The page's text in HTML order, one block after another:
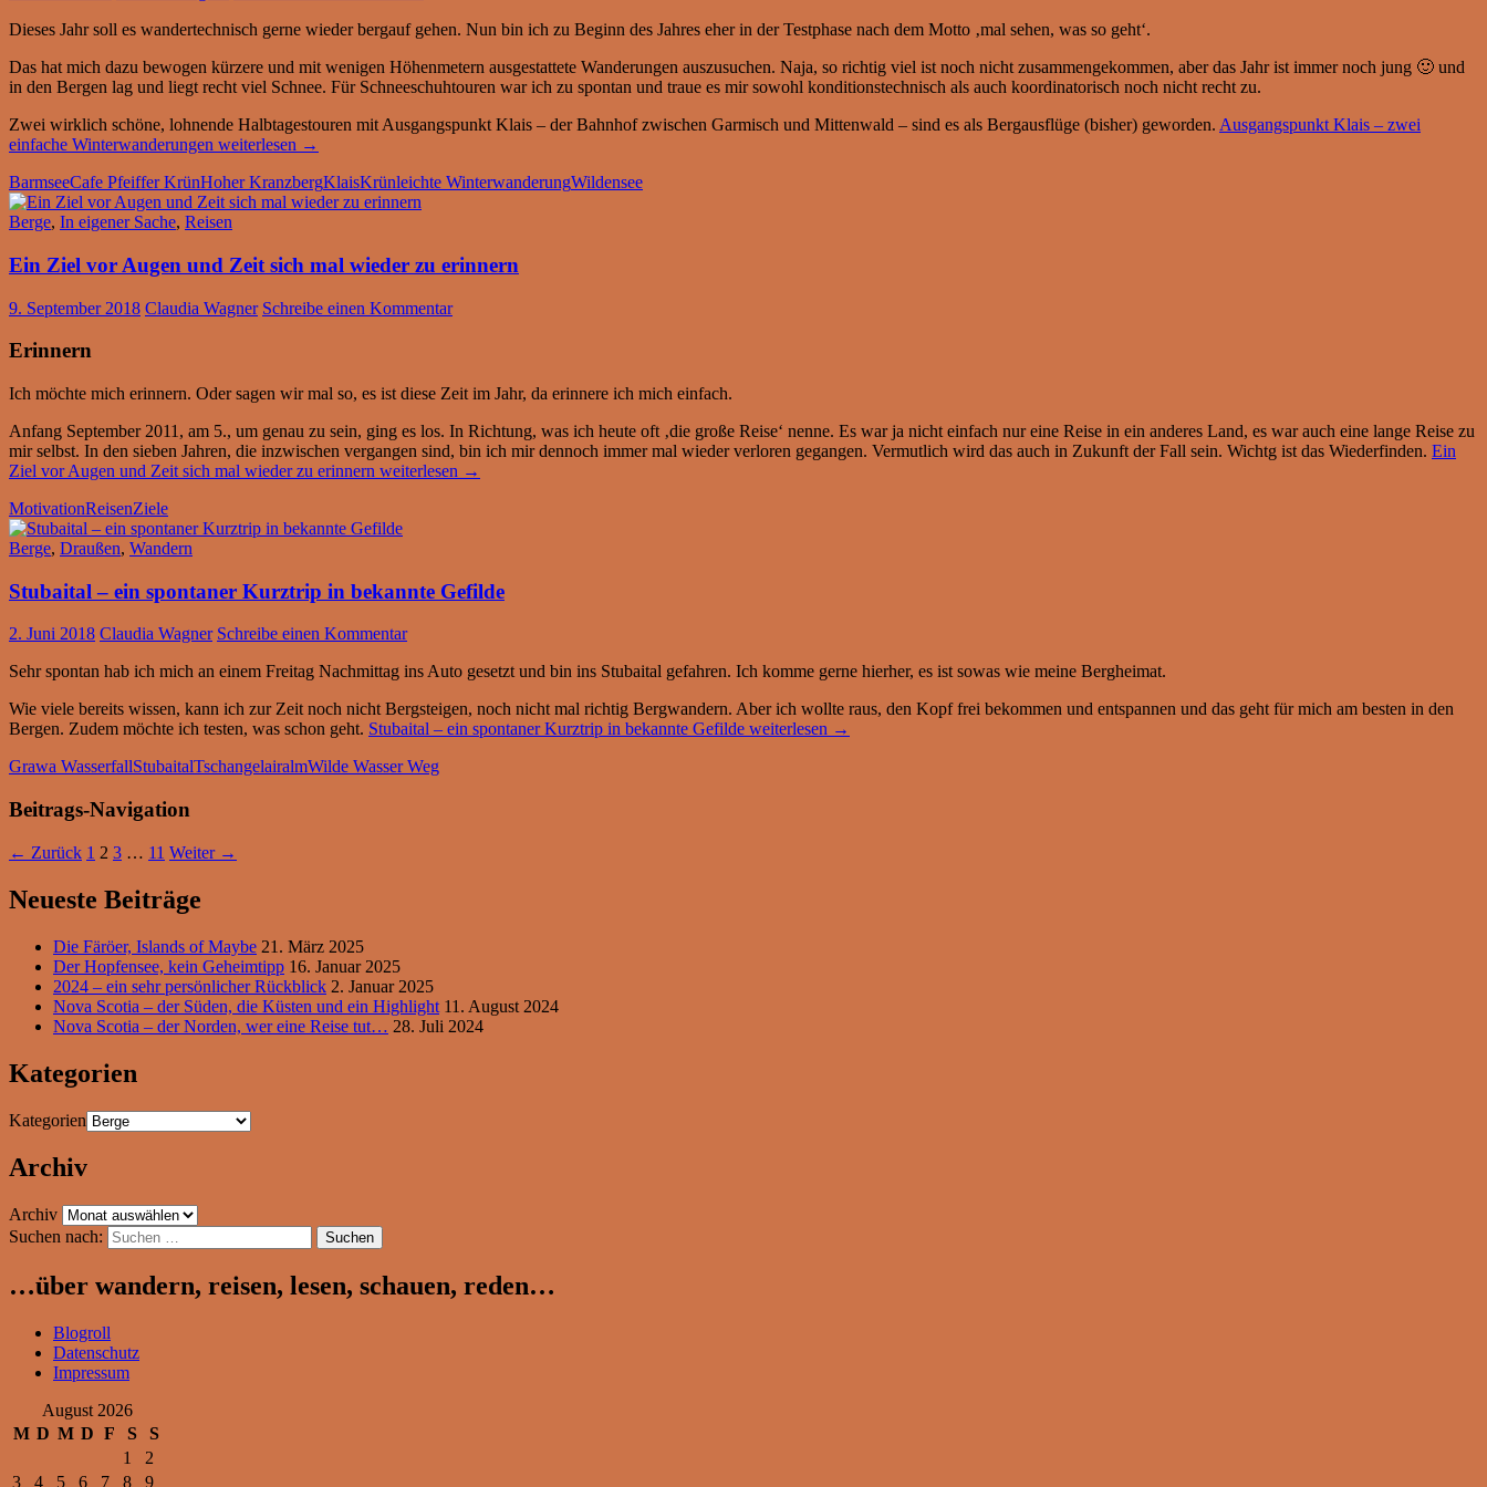
Dieses Jahr soll es wandertechnisch gerne wieder bergauf gehen. Nun bin ich zu Beginn des Jahres eher in der Testphase nach dem Motto ‚mal sehen, was so geht‘.
Das hat mich dazu bewogen kürzere und mit wenigen Höhenmetern ausgestattete Wanderungen auszusuchen. Naja, so richtig viel ist noch nicht zusammengekommen, aber das Jahr ist immer noch jung 🙂 und
in den Bergen lag und liegt recht viel Schnee. Für Schneeschuhtouren war ich zu spontan und traue es mir sowohl konditionstechnisch als auch koordinatorisch noch nicht recht zu.
Zwei wirklich schöne, lohnende Halbtagestouren mit Ausgangspunkt Klais – der Bahnhof zwischen Garmisch und Mittenwald – sind es als Bergausflüge (bisher) geworden. Ausgangspunkt Klais – zwei
einfache Winterwanderungen weiterlesen →
BarmseeCafe Pfeiffer KrünHoher KranzbergKlaisKrünleichte WinterwanderungWildensee
Berge, In eigener Sache, Reisen
Ein Ziel vor Augen und Zeit sich mal wieder zu erinnern
9. September 2018 Claudia Wagner Schreibe einen Kommentar
Erinnern
Ich möchte mich erinnern. Oder sagen wir mal so, es ist diese Zeit im Jahr, da erinnere ich mich einfach.
Anfang September 2011, am 5., um genau zu sein, ging es los. In Richtung, was ich heute oft ‚die große Reise‘ nenne. Es war ja nicht einfach nur eine Reise in ein anderes Land, es war auch eine lange Reise zu
mir selbst. In den sieben Jahren, die inzwischen vergangen sind, bin ich mir dennoch immer mal wieder verloren gegangen. Vermutlich wird das auch in Zukunft der Fall sein. Wichtg ist das Wiederfinden. Ein
Ziel vor Augen und Zeit sich mal wieder zu erinnern weiterlesen →
MotivationReisenZiele
Berge, Draußen, Wandern
Stubaital – ein spontaner Kurztrip in bekannte Gefilde
2. Juni 2018 Claudia Wagner Schreibe einen Kommentar
Sehr spontan hab ich mich an einem Freitag Nachmittag ins Auto gesetzt und bin ins Stubaital gefahren. Ich komme gerne hierher, es ist sowas wie meine Bergheimat.
Wie viele bereits wissen, kann ich zur Zeit noch nicht Bergsteigen, noch nicht mal richtig Bergwandern. Aber ich wollte raus, den Kopf frei bekommen und entspannen und das geht für mich am besten in den
Bergen. Zudem möchte ich testen, was schon geht. Stubaital – ein spontaner Kurztrip in bekannte Gefilde weiterlesen →
Grawa WasserfallStubaitalTschangelairalmWilde Wasser Weg
Beitrags-Navigation
← Zurück 1 2 3 … 11 Weiter →
Neueste Beiträge
Die Färöer, Islands of Maybe 21. März 2025
Der Hopfensee, kein Geheimtipp 16. Januar 2025
2024 – ein sehr persönlicher Rückblick 2. Januar 2025
Nova Scotia – der Süden, die Küsten und ein Highlight 11. August 2024
Nova Scotia – der Norden, wer eine Reise tut… 28. Juli 2024
Kategorien
Kategorien
Archiv
Archiv
Suchen nach:
…über wandern, reisen, lesen, schauen, reden…
Blogroll
Datenschutz
Impressum
August 2026
M D M D F S
S
1
2
3
4 5 6 7 8 9